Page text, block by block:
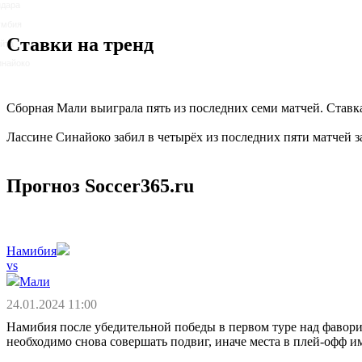
Ставки на тренд
Сборная Мали выиграла пять из последних семи матчей.
Лассине Синайоко забил в четырёх из последних пяти матчей
Прогноз Soccer365.ru
Намибия
vs
Мали
24.01.2024 11:00
Намибия после убедительной победы в первом туре над
необходимо снова совершать подвиг, иначе места в плей-офф